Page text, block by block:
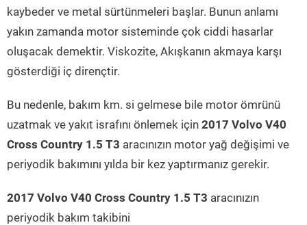
kaybeder ve metal sürtünmeleri başlar. Bunun anlamı
yakın zamanda motor sisteminde çok ciddi hasarlar
oluşacak demektir. Viskozite, Akışkanın akmaya karşı
gösterdiği iç dirençtir.
Bu nedenle, bakım km. si gelmese bile motor ömrünü
uzatmak ve yakıt israfını önlemek için 2017 Volvo V40
Cross Country 1.5 T3 aracınızın motor yağ değişimi ve
periyodik bakımını yılda bir kez yaptırmanız gerekir.
2017 Volvo V40 Cross Country 1.5 T3 aracınızın
periyodik bakım takibini